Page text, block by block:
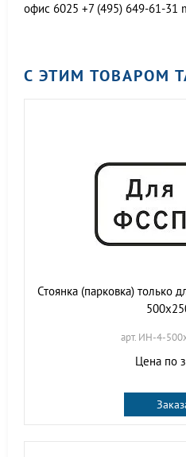
офис 6025 +7 (495) 649-61-31
С ЭТИМ ТОВАРОМ
Стоянка (парковка)
арт. ИН-4-
Цена по